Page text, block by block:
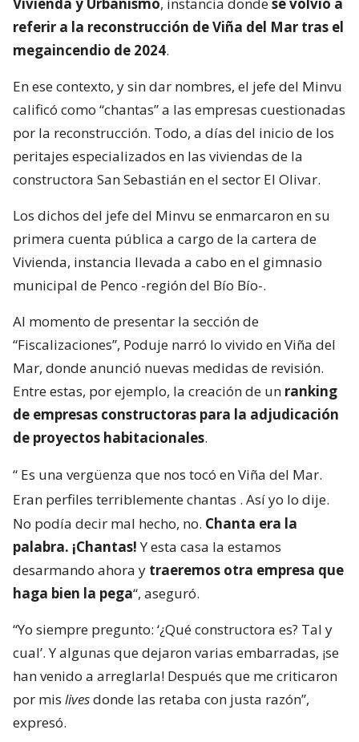
Vivienda y Urbanismo, instancia dondese volvió a
referir a la reconstrucción de Viña del Mar tras el
megaincendio de 2024.
En ese contexto, y sin dar nombres, el jefe del Minvu
calificó como “chantas” a las empresas cuestionadas
por la reconstrucción. Todo, a días del inicio de los
peritajes especializados en las viviendas de la
constructora San Sebastián en el sector El Olivar.
Los dichos del jefe del Minvu se enmarcaron en su
primera cuenta pública a cargo de la cartera de
Vivienda, instancia llevada a cabo en el gimnasio
municipal de Penco -región del Bío Bío-.
Al momento de presentar la sección de
“Fiscalizaciones”, Poduje narró lo vivido en Viña del
Mar, donde anunció nuevas medidas de revisión.
Entre estas, por ejemplo, la creación de un ranking
de empresas constructoras para la adjudicación
de proyectos habitacionales.
“ Es una vergüenza que nos tocó en Viña del Mar.
Eran perfiles terriblemente chantas . Así yo lo dije.
No podía decir mal hecho, no. Chanta era la
palabra. ¡Chantas!Y esta casa la estamos
desarmando ahora y traeremos otra empresa que
haga bien la pega“, aseguró.
“Yo siempre pregunto: ‘¿Qué constructora es? Tal y
cual’. Y algunas que dejaron varias embarradas, ¡se
han venido a arreglarla! Después que me criticaron
por mis livesdonde las retaba con justa razón”,
expresó.